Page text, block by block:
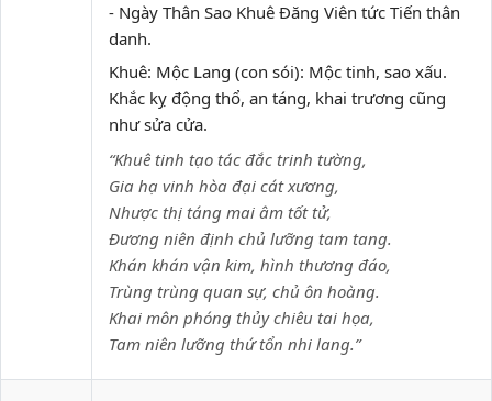
- Ngày Thân Sao Khuê Đăng Viên tức Tiến thân
danh.
Khuê: Mộc Lang (con sói): Mộc tinh, sao xấu.
Khắc kỵ động thổ, an táng, khai trương cũng
như sửa cửa.
“Khuê tinh tạo tác đắc trinh tường,
Gia hạ vinh hòa đại cát xương,
Nhược thị táng mai âm tốt tử,
Đương niên định chủ lưỡng tam tang.
Khán khán vận kim, hình thương đáo,
Trùng trùng quan sự, chủ ôn hoàng.
Khai môn phóng thủy chiêu tai họa,
Tam niên lưỡng thứ tổn nhi lang.”